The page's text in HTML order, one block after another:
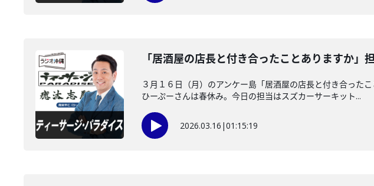
「居酒屋の店長と付き合ったことありますか」
３月１６日（月）のアンケー島「居酒屋の店長と付き合った
ひーぷーさんは春休み。今日の担当はスズカーサーキット...
2026.03.16 |01:15:19